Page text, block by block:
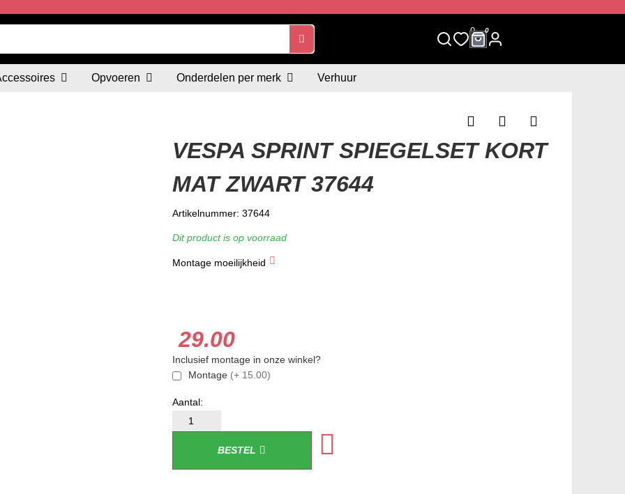
0 0
Opvoeren Onderdelen per merk Verhuur
VESPA SPRINT SPIEGELSET KORT
MAT ZWART 37644
Artikelnummer: 37644
Dit product is op voorraad
Montage moeilijkheid
★ ★
29.00
Inclusief montage in onze winkel?
Montage (+ 15.00)
BESTEL